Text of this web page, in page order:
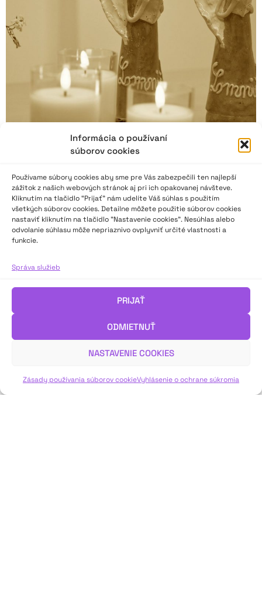
Informácia o používaní
súborov cookies
Používame súbory cookies aby sme pre Vás zabezpečili ten najlepší
zážitok z našich webových stránok aj pri ich opakovanej návšteve.
Kliknutím na tlačidlo “Prijať” nám udelíte Váš súhlas s použitím
všetkých súborov cookies. Detailne môžete použitie súborov cookies
nastaviť kliknutím na tlačidlo "Nastavenie cookies". Nesúhlas alebo
odvolanie súhlasu môže nepriaznivo ovplyvniť určité vlastnosti a
funkcie.
Správa služieb
PRIJAŤ
ODMIETNUŤ
NASTAVENIE COOKIES
Zásady používania súborov cookieVyhlásenie o ochrane súkromia
Naša Vansovej Lomnička 2023
neboli všetky dokonalé, vzdali úprimný a dôstojný hold
Máme teda svoje historické vzory, na ktoré môžeme byť hrdí
a máme aj svoje súčasné vzory, ženy recitátorky, ktoré
podporujú a rozvíjajú kultúru, umenie, literatúru. Je v nich
nesmierna nežná sila a patrí im obdiv a uznanie.
Viac o Našej Vansovej Lomnička píše Ľubica Bekéniová.